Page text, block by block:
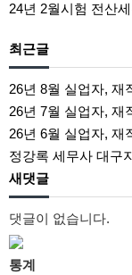
24년 2월시험 전산
최근글
26년 8월 실업자, 재
26년 7월 실업자, 재
26년 6월 실업자, 재
정강록 세무사 대구
새댓글
댓글이 없습니다.
통계